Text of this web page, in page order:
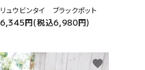
リュウビンタイ ブラックポット
6,345円(税込6,980円)
favorite